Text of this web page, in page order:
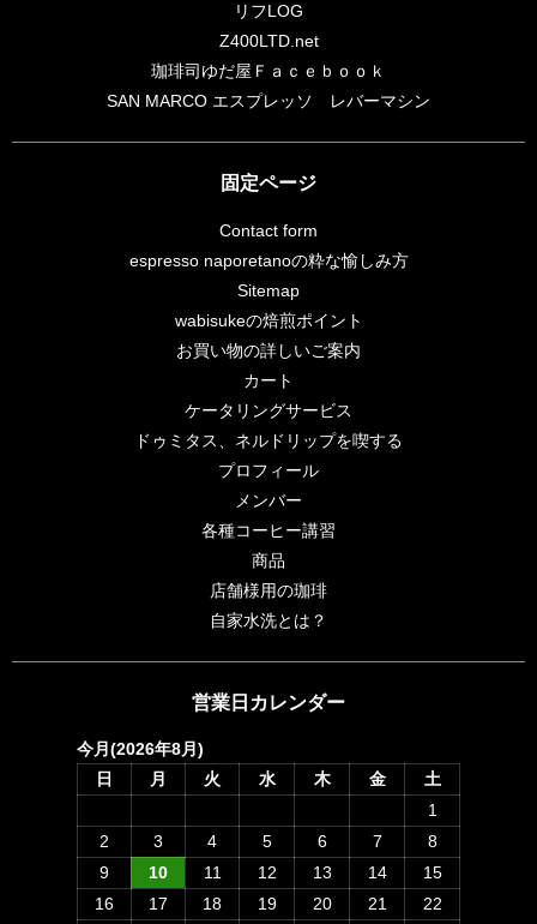
リフLOG
Z400LTD.net
珈琲司ゆだ屋Ｆａｃｅｂｏｏｋ
SAN MARCO エスプレッソ レバーマシン
固定ページ
Contact form
espresso naporetanoの粋な愉しみ方
Sitemap
wabisukeの焙煎ポイント
お買い物の詳しいご案内
カート
ケータリングサービス
ドゥミタス、ネルドリップを喫する
プロフィール
メンバー
各種コーヒー講習
商品
店舗様用の珈琲
自家水洗とは？
営業日カレンダー
今月(2026年8月)
日
月 火 水 木 金
土
1
2
3 4 5 6 7
8
9
10 11 12 13 14
15
16
17 18 19 20 21 22